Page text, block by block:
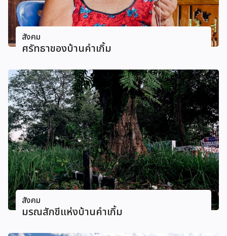
สังคม
ศรัทธาของบ้านคําเกิ้ม
สังคม
มรณสักขีแห่งบ้านคําเกิ้ม